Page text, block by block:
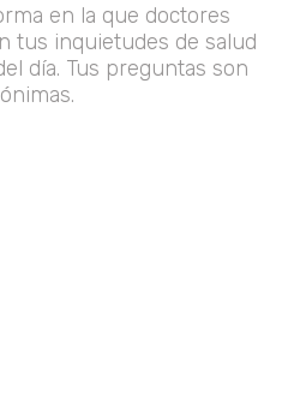
en la que doctores
tus inquietudes de salud
día. Tus preguntas son